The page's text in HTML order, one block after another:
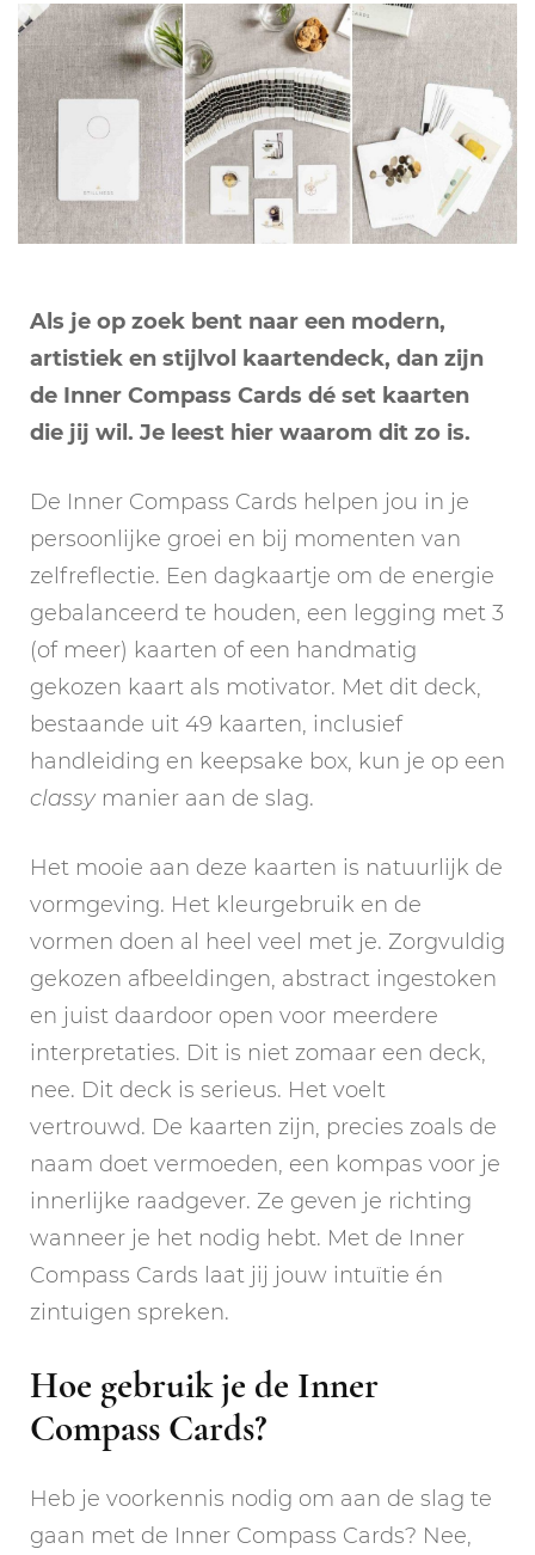
Cards:
kaartendeck
voor
persoonlijke
groei
Als je op zoek bent naar een modern,
artistiek en stijlvol kaartendeck, dan zijn
de Inner Compass Cards dé set kaarten
die jij wil. Je leest hier waarom dit zo is.
De Inner Compass Cards helpen jou in je
persoonlijke groei en bij momenten van
zelfreflectie. Een dagkaartje om de energie
gebalanceerd te houden, een legging met 3
(of meer) kaarten of een handmatig
gekozen kaart als motivator. Met dit deck,
bestaande uit 49 kaarten, inclusief
handleiding en keepsake box, kun je op een
classy manier aan de slag.
Het mooie aan deze kaarten is natuurlijk de
vormgeving. Het kleurgebruik en de
vormen doen al heel veel met je. Zorgvuldig
gekozen afbeeldingen, abstract ingestoken
en juist daardoor open voor meerdere
interpretaties. Dit is niet zomaar een deck,
nee. Dit deck is serieus. Het voelt
vertrouwd. De kaarten zijn, precies zoals de
naam doet vermoeden, een kompas voor je
innerlijke raadgever. Ze geven je richting
wanneer je het nodig hebt. Met de Inner
Compass Cards laat jij jouw intuïtie én
zintuigen spreken.
Hoe gebruik je de Inner
Compass Cards?
Heb je voorkennis nodig om aan de slag te
gaan met de Inner Compass Cards? Nee,